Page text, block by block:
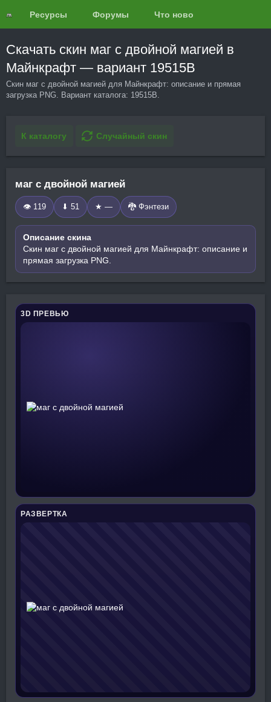
Ресурсы Форумы Что нового?
Скачать скин маг с двойной магией в
Майнкрафт — вариант 19515B
Скин маг с двойной магией для Майнкрафт: описание и прямая
загрузка PNG. Вариант каталога: 19515B.
К каталогу Случайный скин
маг с двойной магией
👁 119 ⬇ 51 ★ — 🐉 Фэнтези
Описание скина
Скин маг с двойной магией для Майнкрафт: описание и
прямая загрузка PNG.
3D ПРЕВЬЮ
РАЗВЕРТКА